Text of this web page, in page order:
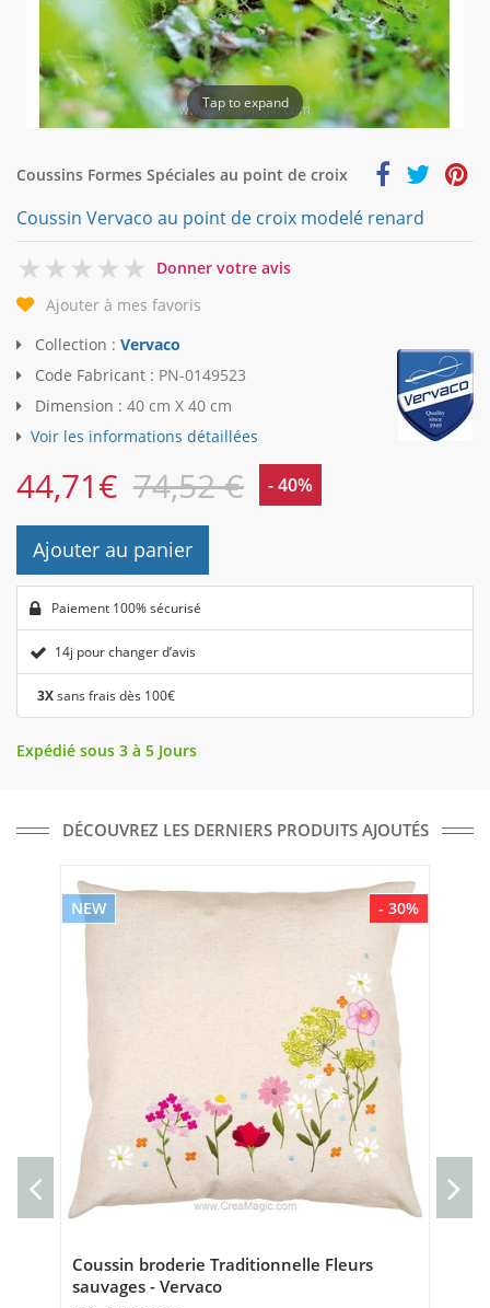
Tap to expand
Coussins Formes Spéciales au point de croix
Coussin Vervaco au point de croix modelé renard
0
Donner votre avis
Ajouter à mes favoris
Collection : Vervaco
Code Fabricant : PN-0149523
Dimension : 40 cm X 40 cm
Voir les informations détaillées
44,71€ 74,52 € - 40%
Ajouter au panier
Paiement 100% sécurisé
14j pour changer d’avis
3Xsans frais dès 100€
Expédié sous 3 à 5 Jours
DÉCOUVREZ LES DERNIERS PRODUITS AJOUTÉS
- 30%
NEW
Coussin broderie Traditionnelle Fleurs
sauvages - Vervaco